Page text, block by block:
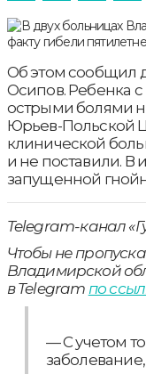
Об этом сообщил
Осипов. Ребенка
острыми болями
Юрьев-Польской
клинической
и не поставили. В
запущенной
Telegram-канал
Чтобы не
Владимирской
в Telegram по
— С учетом